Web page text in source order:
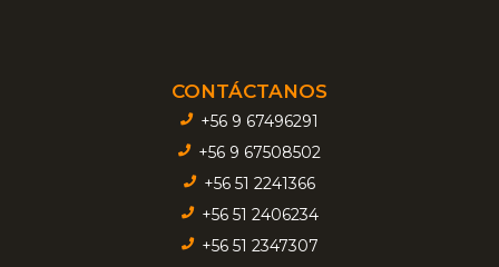
CONTÁCTANOS
+56 9 67496291
+56 9 67508502
+56 51 2241366
+56 51 2406234
+56 51 2347307